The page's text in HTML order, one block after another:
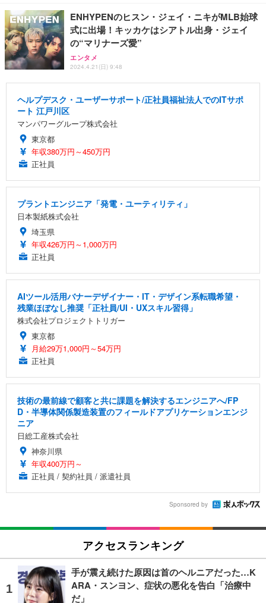
ENHYPENのヒスン・ジェイ・ニキがMLB始球
式に出場！キッカケはシアトル出身・ジェイ
の“マリナーズ愛”
エンタメ
2024.4.21(日) 9:48
ヘルプデスク・ユーザーサポート/正社員福祉法人でのITサポ
ート 江戸川区
マンパワーグループ株式会社
東京都
年収380万円～450万円
正社員
プラントエンジニア「発電・ユーティリティ」
日本製紙株式会社
埼玉県
年収426万円～1,000万円
正社員
AIツール活用バナーデザイナー・IT・デザイン系転職希望・
残業ほぼなし推奨「正社員/UI・UXスキル習得」
株式会社プロジェクトトリガー
東京都
月給29万1,000円～54万円
正社員
技術の最前線で顧客と共に課題を解決するエンジニアへ/FP
D・半導体関係製造装置のフィールドアプリケーションエンジ
ニア
日総工産株式会社
神奈川県
年収400万円～
正社員 / 契約社員 / 派遣社員
Sponsored by
アクセスランキング
手が震え続けた原因は首のヘルニアだった…K
ARA・スンヨン、症状の悪化を告白「治療中
だ」